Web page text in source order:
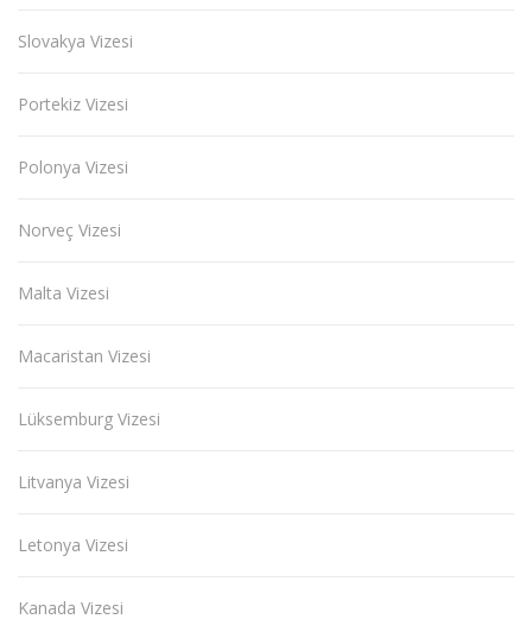
Slovakya Vizesi
Portekiz Vizesi
Polonya Vizesi
Norveç Vizesi
Malta Vizesi
Macaristan Vizesi
Lüksemburg Vizesi
Litvanya Vizesi
Letonya Vizesi
Kanada Vizesi